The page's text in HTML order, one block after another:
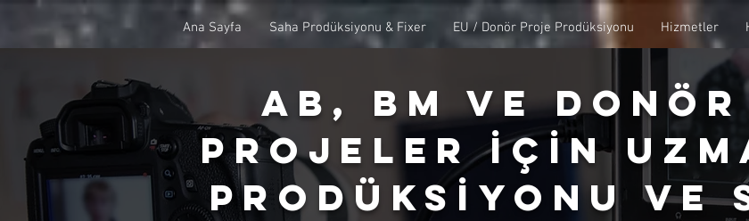
Ana Sayfa Saha Prodüksiyonu & Fixer EU / Donör Proje Prodüksiyonu Hizmetler
AB, BM ve
Projeler İçİn
Prodüksİyonu